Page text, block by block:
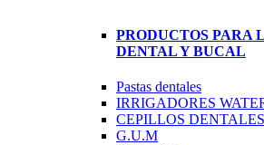
PRODUCTOS PARA
DENTAL Y BUCAL
Pastas dentales
IRRIGADORES
CEPILLOS DENTALES
G.U.M